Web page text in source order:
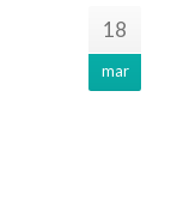
18
mar